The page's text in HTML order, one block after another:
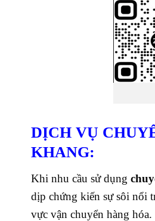
DỊCH VỤ
KHANG:
Khi nhu cầu sử dụng
dịp chứng kiến sự sôi nổi
vực vận chuyển hàng